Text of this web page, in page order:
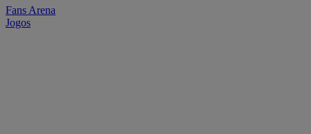
Fans Arena
Jogos